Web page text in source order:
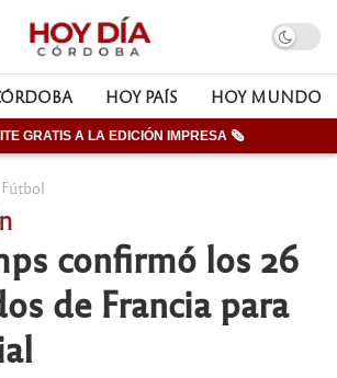
HOY PAÍS HOY MUNDO
GRATIS A LA EDICIÓN IMPRESA 🗞
Fútbol
confirmó los 26
de Francia para